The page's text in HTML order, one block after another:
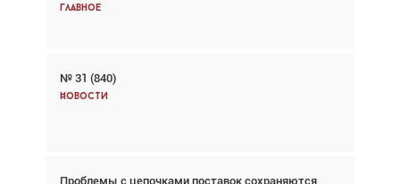
Главное
№ 31 (840)
Новости
Проблемы с цепочками поставок сохраняются
Главное
Авиационный фотограф Дэйв Кох: «Фотография
говорит сама за себя... а ИИ всё портит»
Впервые с 2024 года глобальный трафик